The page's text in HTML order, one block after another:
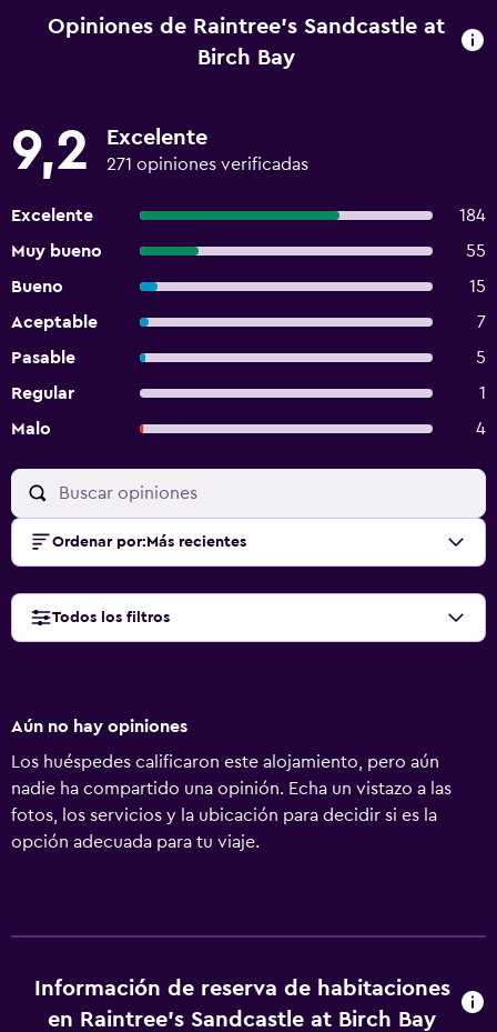
Opiniones de Raintree's Sandcastle at
Birch Bay
9,2 Excelente
271 opiniones verificadas
Excelente
184
Muy bueno
55
Bueno
15
Aceptable
7
Pasable
5
Regular
1
Malo
4
Ordenar por: Más recientes
Todos los filtros
Aún no hay opiniones
Los huéspedes calificaron este alojamiento, pero aún
nadie ha compartido una opinión. Echa un vistazo a las
fotos, los servicios y la ubicación para decidir si es la
opción adecuada para tu viaje.
Información de reserva de habitaciones
en Raintree's Sandcastle at Birch Bay